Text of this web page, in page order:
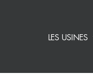
LES USINES